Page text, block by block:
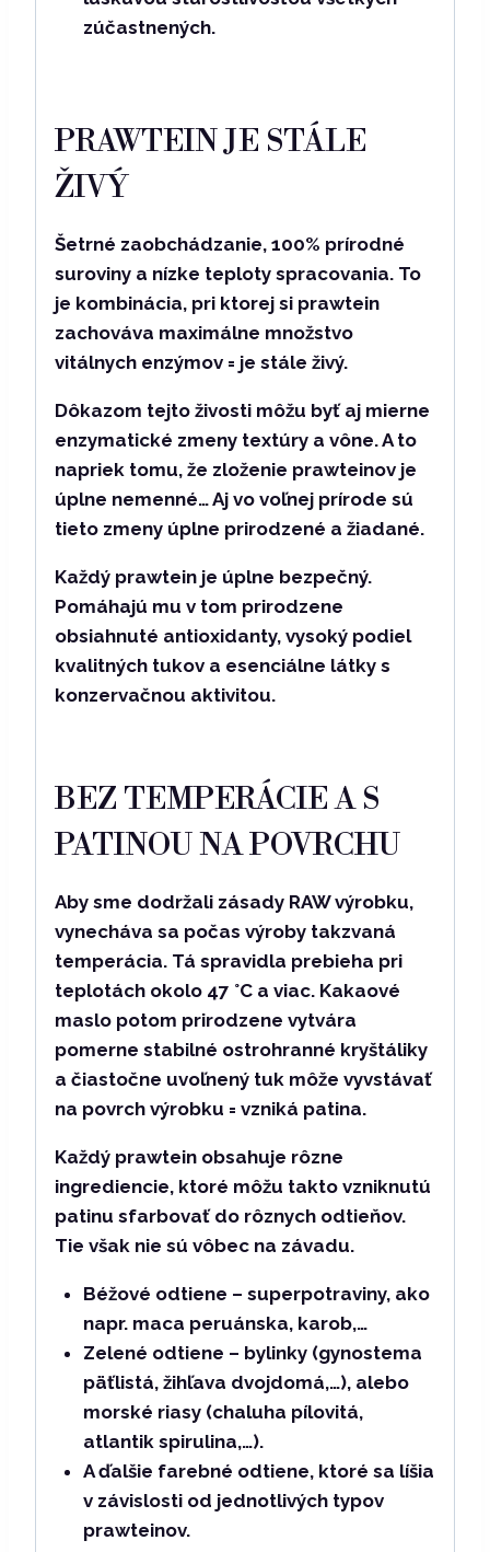
zúčastnených.
PRAWTEIN JE STÁLE
ŽIVÝ
Šetrné zaobchádzanie, 100% prírodné
suroviny a nízke teploty spracovania. To
je kombinácia, pri ktorej si prawtein
zachováva maximálne množstvo
vitálnych enzýmov = je stále živý.
Dôkazom tejto živosti môžu byť aj mierne
enzymatické zmeny textúry a vône. A to
napriek tomu, že zloženie prawteinov je
úplne nemenné… Aj vo voľnej prírode sú
tieto zmeny úplne prirodzené a žiadané.
Každý prawtein je úplne bezpečný.
Pomáhajú mu v tom prirodzene
obsiahnuté antioxidanty, vysoký podiel
kvalitných tukov a esenciálne látky s
konzervačnou aktivitou.
BEZ TEMPERÁCIE A S
PATINOU NA POVRCHU
Aby sme dodržali zásady RAW výrobku,
vynecháva sa počas výroby takzvaná
temperácia. Tá spravidla prebieha pri
teplotách okolo 47 °C a viac. Kakaové
maslo potom prirodzene vytvára
pomerne stabilné ostrohranné kryštáliky
a čiastočne uvoľnený tuk môže vyvstávať
na povrch výrobku = vzniká patina.
Každý prawtein obsahuje rôzne
ingrediencie, ktoré môžu takto vzniknutú
patinu sfarbovať do rôznych odtieňov.
Tie však nie sú vôbec na závadu.
Béžové odtiene – superpotraviny, ako
napr. maca peruánska, karob,…
Zelené odtiene – bylinky (gynostema
päťlistá, žihľava dvojdomá,…), alebo
morské riasy (chaluha pílovitá,
atlantik spirulina,…).
A ďalšie farebné odtiene, ktoré sa líšia
v závislosti od jednotlivých typov
prawteinov.